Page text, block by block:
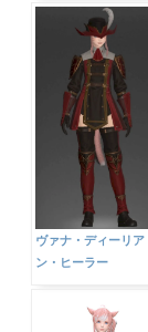
ヴァナ・ディーリア
ン・ヒーラー